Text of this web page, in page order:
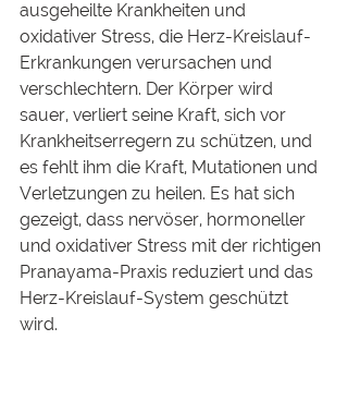
ausgeheilte Krankheiten und
oxidativer Stress, die Herz-Kreislauf-
Erkrankungen verursachen und
verschlechtern. Der Körper wird
sauer, verliert seine Kraft, sich vor
Krankheitserregern zu schützen, und
es fehlt ihm die Kraft, Mutationen und
Verletzungen zu heilen. Es hat sich
gezeigt, dass nervöser, hormoneller
und oxidativer Stress mit der richtigen
Pranayama-Praxis reduziert und das
Herz-Kreislauf-System geschützt
wird.